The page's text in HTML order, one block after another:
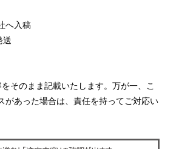
へ入稿
送
そのまま記載いたします。万が一、こ
があった場合は、責任を持ってご対応い